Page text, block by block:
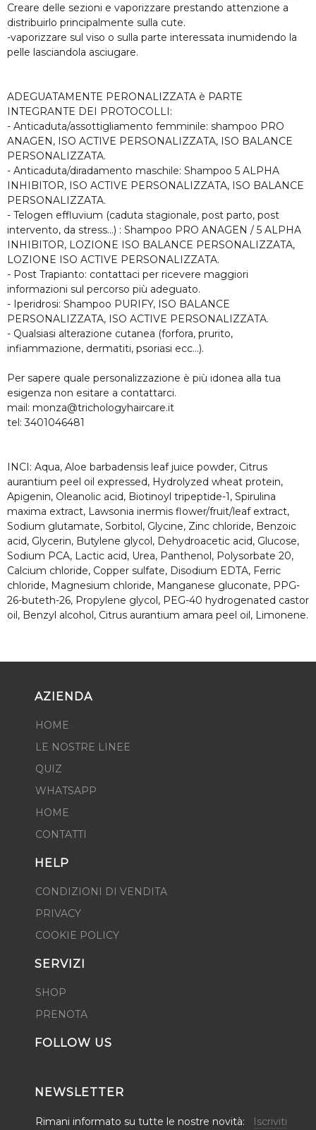
Creare delle sezioni e vaporizzare prestando attenzione a
distribuirlo principalmente sulla cute.
-vaporizzare sul viso o sulla parte interessata inumidendo la
pelle lasciandola asciugare.
ADEGUATAMENTE PERONALIZZATA è PARTE
INTEGRANTE DEI PROTOCOLLI:
- Anticaduta/assottigliamento femminile: shampoo PRO
ANAGEN, ISO ACTIVE PERSONALIZZATA, ISO BALANCE
PERSONALIZZATA.
- Anticaduta/diradamento maschile: Shampoo 5 ALPHA
INHIBITOR, ISO ACTIVE PERSONALIZZATA, ISO BALANCE
PERSONALIZZATA.
- Telogen effluvium (caduta stagionale, post parto, post
intervento, da stress...) : Shampoo PRO ANAGEN / 5 ALPHA
INHIBITOR, LOZIONE ISO BALANCE PERSONALIZZATA,
LOZIONE ISO ACTIVE PERSONALIZZATA.
- Post Trapianto: contattaci per ricevere maggiori
informazioni sul percorso più adeguato.
- Iperidrosi: Shampoo PURIFY, ISO BALANCE
PERSONALIZZATA, ISO ACTIVE PERSONALIZZATA.
- Qualsiasi alterazione cutanea (forfora, prurito,
infiammazione, dermatiti, psoriasi ecc...).
Per sapere quale personalizzazione è più idonea alla tua
esigenza non esitare a contattarci.
mail: monza@trichologyhaircare.it
tel: 3401046481
INCI: Aqua, Aloe barbadensis leaf juice powder, Citrus
aurantium peel oil expressed, Hydrolyzed wheat protein,
Apigenin, Oleanolic acid, Biotinoyl tripeptide-1, Spirulina
maxima extract, Lawsonia inermis flower/fruit/leaf extract,
Sodium glutamate, Sorbitol, Glycine, Zinc chloride, Benzoic
acid, Glycerin, Butylene glycol, Dehydroacetic acid, Glucose,
Sodium PCA, Lactic acid, Urea, Panthenol, Polysorbate 20,
Calcium chloride, Copper sulfate, Disodium EDTA, Ferric
chloride, Magnesium chloride, Manganese gluconate, PPG-
26-buteth-26, Propylene glycol, PEG-40 hydrogenated castor
oil, Benzyl alcohol, Citrus aurantium amara peel oil, Limonene.
AZIENDA
HOME
LE NOSTRE LINEE
QUIZ
WHATSAPP
HOME
CONTATTI
HELP
CONDIZIONI DI VENDITA
PRIVACY
COOKIE POLICY
SERVIZI
SHOP
PRENOTA
FOLLOW US
NEWSLETTER
Rimani informato su tutte le nostre novità: Iscriviti